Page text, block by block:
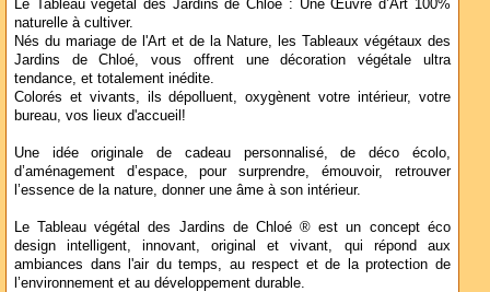
Le Tableau végétal des Jardins de Chloé : Une Œuvre d’Art 100%
naturelle à cultiver.
Nés du mariage de l'Art et de la Nature, les Tableaux végétaux des
Jardins de Chloé, vous offrent une décoration végétale ultra
tendance, et totalement inédite.
Colorés et vivants, ils dépolluent, oxygènent votre intérieur, votre
bureau, vos lieux d'accueil!
Une idée originale de cadeau personnalisé, de déco écolo,
d’aménagement d’espace, pour surprendre, émouvoir, retrouver
l’essence de la nature, donner une âme à son intérieur.
Le Tableau végétal des Jardins de Chloé ® est un concept éco
design intelligent, innovant, original et vivant, qui répond aux
ambiances dans l'air du temps, au respect et de la protection de
l’environnement et au développement durable.